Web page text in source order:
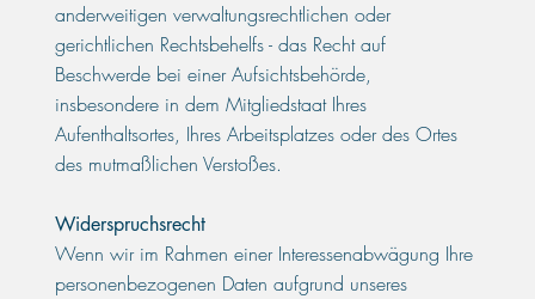
anderweitigen verwaltungsrechtlichen oder
gerichtlichen Rechtsbehelfs - das Recht auf
Beschwerde bei einer Aufsichtsbehörde,
insbesondere in dem Mitgliedstaat Ihres
Aufenthaltsortes, Ihres Arbeitsplatzes oder des Ortes
des mutmaßlichen Verstoßes.
Widerspruchsrecht
Wenn wir im Rahmen einer Interessenabwägung Ihre
personenbezogenen Daten aufgrund unseres